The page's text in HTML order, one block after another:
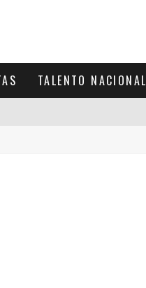
TALENTO NACIONAL